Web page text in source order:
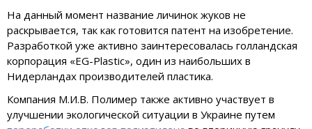
На данный момент название личинок жуков не
раскрывается, так как готовится патент на изобретение.
Разработкой уже активно заинтересовалась голландская
корпорация «EG-Plastic», один из наибольших в
Нидерландах производителей пластика.
Компания М.И.В. Полимер также активно участвует в
улучшении экологической ситуации в Украине путем